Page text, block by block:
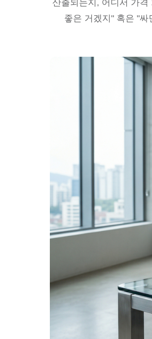
산출되는지, 어디서 가
좋은 거겠지" 혹은 "